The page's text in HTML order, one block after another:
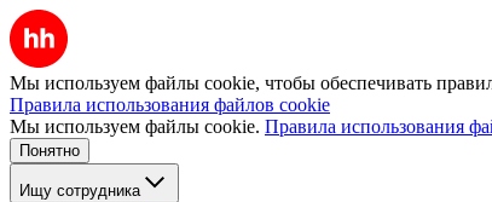
Мы используем файлы cookie, чтобы обеспечивать
Правила использования файлов cookie
Мы используем файлы cookie. Правила использования
Понятно
Ищу сотрудника